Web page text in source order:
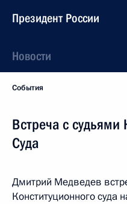
Президент России
Новости
События
Встреча с судьями
Суда
Дмитрий Медведев
Конституционного суда